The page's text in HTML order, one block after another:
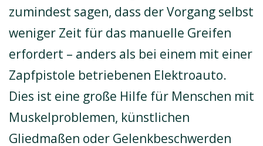
zumindest sagen, dass der Vorgang selbst
weniger Zeit für das manuelle Greifen
erfordert – anders als bei einem mit einer
Zapfpistole betriebenen Elektroauto.
Dies ist eine große Hilfe für Menschen mit
Muskelproblemen, künstlichen
Gliedmaßen oder Gelenkbeschwerden